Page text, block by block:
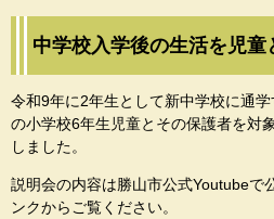
中学校入学後の生活を児童
令和9年に2年生として新中学校に通
の小学校6年生児童とその保護者を対
しました。
説明会の内容は勝山市公式Youtubeで
ンクからご覧ください。